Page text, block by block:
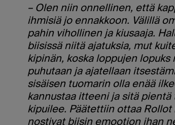
– Olen niin onnellinen, että
ihmisiä jo ennakkoon. Välillä
pahin vihollinen ja kiusaaja.
biisissä niitä ajatuksia, mut
kipinän, koska loppujen
puhutaan ja ajatellaan
sisäisen tuomarin olla enää
kannustaa itteeni ja sitä
kipuilee. Päätettiin ottaa
nostivat biisin emootion ihan